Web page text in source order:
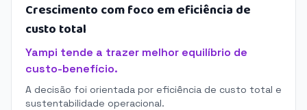
Crescimento com foco em eficiência de
custo total
Yampi tende a trazer melhor equilíbrio de
custo-benefício.
A decisão foi orientada por eficiência de custo total e
sustentabilidade operacional.